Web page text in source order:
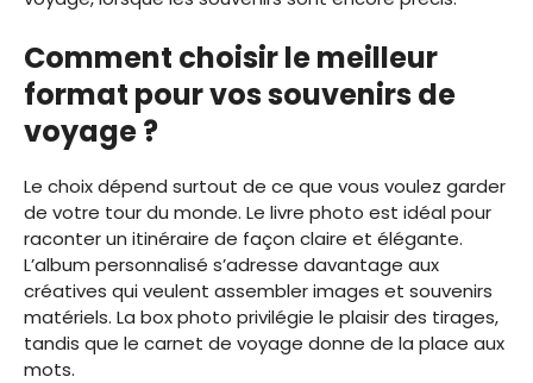
Comment choisir le meilleur
format pour vos souvenirs de
voyage ?
Le choix dépend surtout de ce que vous voulez garder
de votre tour du monde. Le livre photo est idéal pour
raconter un itinéraire de façon claire et élégante.
L’album personnalisé s’adresse davantage aux
créatives qui veulent assembler images et souvenirs
matériels. La box photo privilégie le plaisir des tirages,
tandis que le carnet de voyage donne de la place aux
mots.